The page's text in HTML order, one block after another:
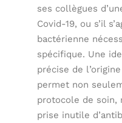
ses collègues
Covid-19, ou s’il
bactérienne
spécifique. Une
précise de
permet non
protocole de soin,
prise inutile